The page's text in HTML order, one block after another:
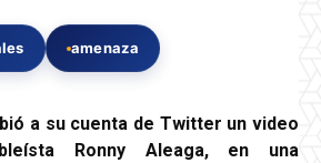
amenaza
a su cuenta de Twitter un video
Ronny Aleaga, en una